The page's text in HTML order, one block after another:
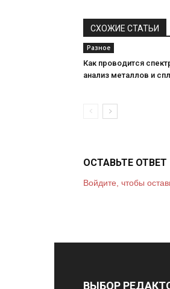
СХОЖИЕ СТАТЬИ
Разное
Как проводится
анализ металлов и
ОСТАВЬТЕ ОТВЕТ
Войдите, чтобы
ВЫБОР